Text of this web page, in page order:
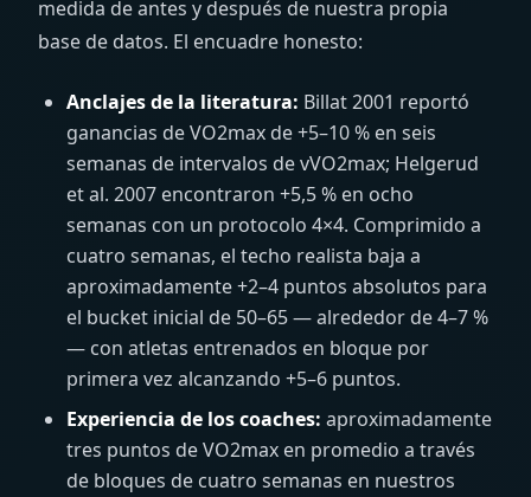
medida de antes y después de nuestra propia
base de datos. El encuadre honesto:
Anclajes de la literatura: Billat 2001 reportó
ganancias de VO2max de +5–10 % en seis
semanas de intervalos de vVO2max; Helgerud
et al. 2007 encontraron +5,5 % en ocho
semanas con un protocolo 4×4. Comprimido a
cuatro semanas, el techo realista baja a
aproximadamente +2–4 puntos absolutos para
el bucket inicial de 50–65 — alrededor de 4–7 %
— con atletas entrenados en bloque por
primera vez alcanzando +5–6 puntos.
Experiencia de los coaches: aproximadamente
tres puntos de VO2max en promedio a través
de bloques de cuatro semanas en nuestros